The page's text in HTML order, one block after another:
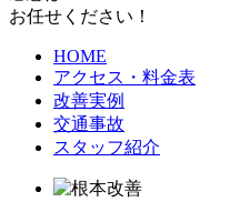
お任せください！
HOME
アクセス・料金表
改善実例
交通事故
スタッフ紹介